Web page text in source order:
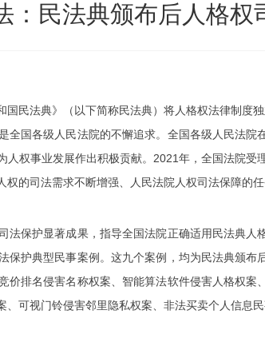
：民法典颁布后人格权
民法典》（以下简称民法典）将人格权法律制度
全国各级人民法院的不懈追求。全国各级人民法
权事业发展作出积极贡献。2021年，全国法院
的司法需求不断增强、人民法院人权司法保障的任
保护显著成果，指导全国法院正确适用民法典
保护典型民事案例。这九个案例，均为民法典颁
价排名侵害名称权案、智能算法软件侵害人格权
可视门铃侵害邻里隐私权案、非法买卖个人信息民